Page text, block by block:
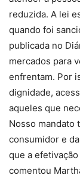
reduzida. A lei
quando foi
publicada no
mercados para
enfrentam. Por
dignidade,
aqueles que
Nosso mandato
consumidor e
que a
comentou